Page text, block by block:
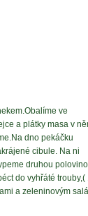
ve
a plátky masa v
dno pekáčku
cibule. Na ni
druhou
do vyhřáté trouby,(
a zeleninovým